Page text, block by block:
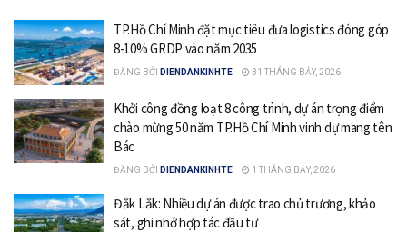
TP.Hồ Chí Minh đặt mục tiêu đưa logistics đóng góp
8-10% GRDP vào năm 2035
ĐĂNG BỞI DIENDANKINHTE 31 THÁNG BẢY, 2026
Khởi công đồng loạt 8 công trình, dự án trọng điểm
chào mừng 50 năm TP.Hồ Chí Minh vinh dự mang tên
Bác
ĐĂNG BỞI DIENDANKINHTE 1 THÁNG BẢY, 2026
Đắk Lắk: Nhiều dự án được trao chủ trương, khảo
sát, ghi nhớ hợp tác đầu tư